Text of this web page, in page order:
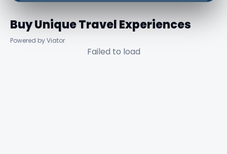
Buy Unique Travel Experiences
Powered by Viator
Failed to load